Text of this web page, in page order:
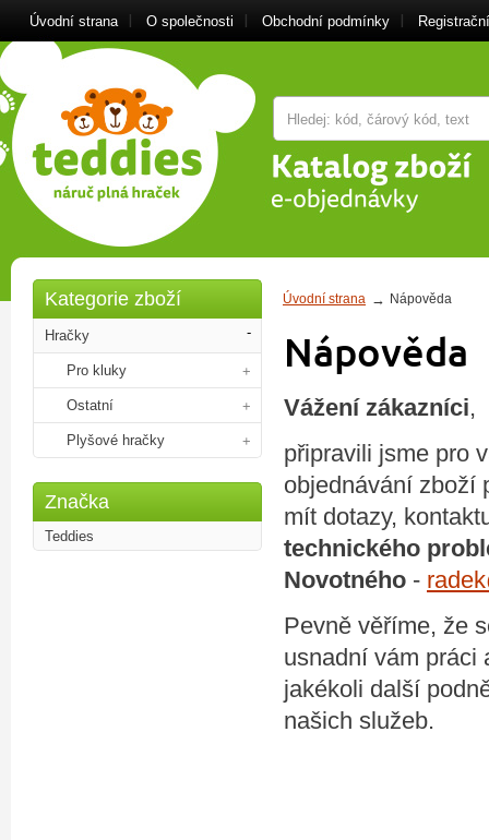
Úvodní strana O společnosti Obchodní podmínky
Úvodní strana Nápověda
Nápověda
Vážení zákazníci,
připravili jsme pro
objednávání zboží
mít dotazy,
technického
Novotného -
Pevně věříme, že
usnadní vám práci
jakékoli další
našich služeb.
Kategorie zboží
Hračky
Pro kluky
Ostatní
Plyšové hračky
Značka
Teddies